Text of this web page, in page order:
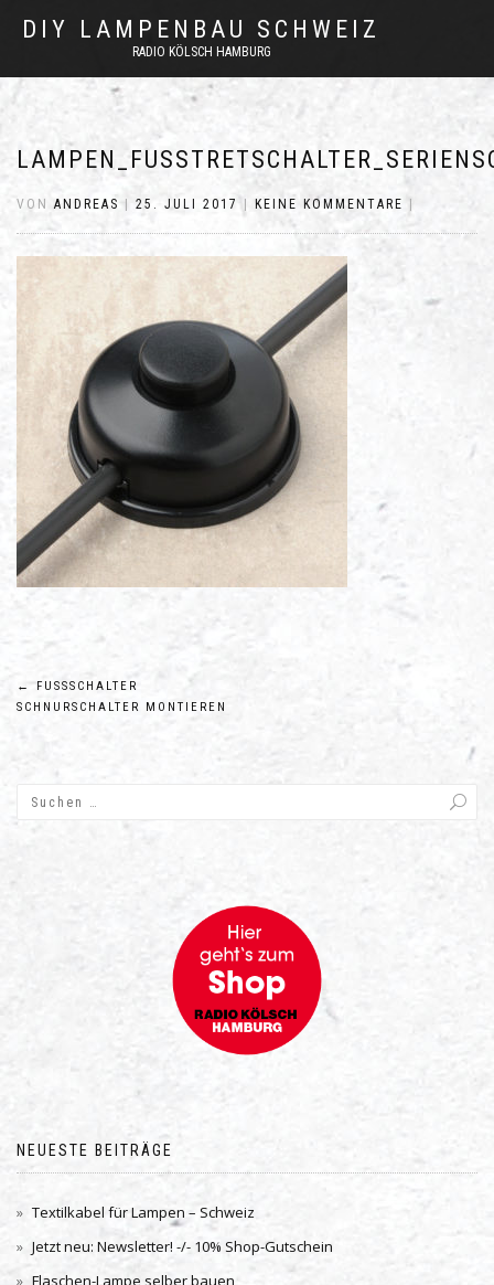
DIY LAMPENBAU SCHWEIZ
RADIO KÖLSCH HAMBURG
VONANDREAS 25. JULI 2017 KEINE KOMMENTARE
Beitragsnavigation
← FUSSSCHALTER S
CHNURSCHALTER MONTIEREN
NEUESTE BEITRÄGE
Textilkabel für Lampen – Schweiz
Jetzt neu: Newsletter! -/- 10% Shop-Gutschein
Flaschen-Lampe selber bauen